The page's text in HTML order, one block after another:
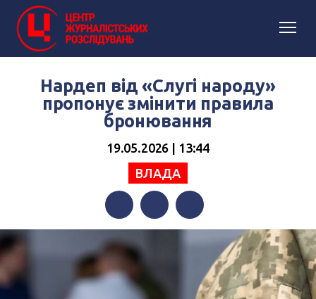
Нардеп від «Слугі народу»
пропонує змінити правила
бронювання
19.05.2026 | 13:44
ВЛАДА
FacebookTwitterTelegram